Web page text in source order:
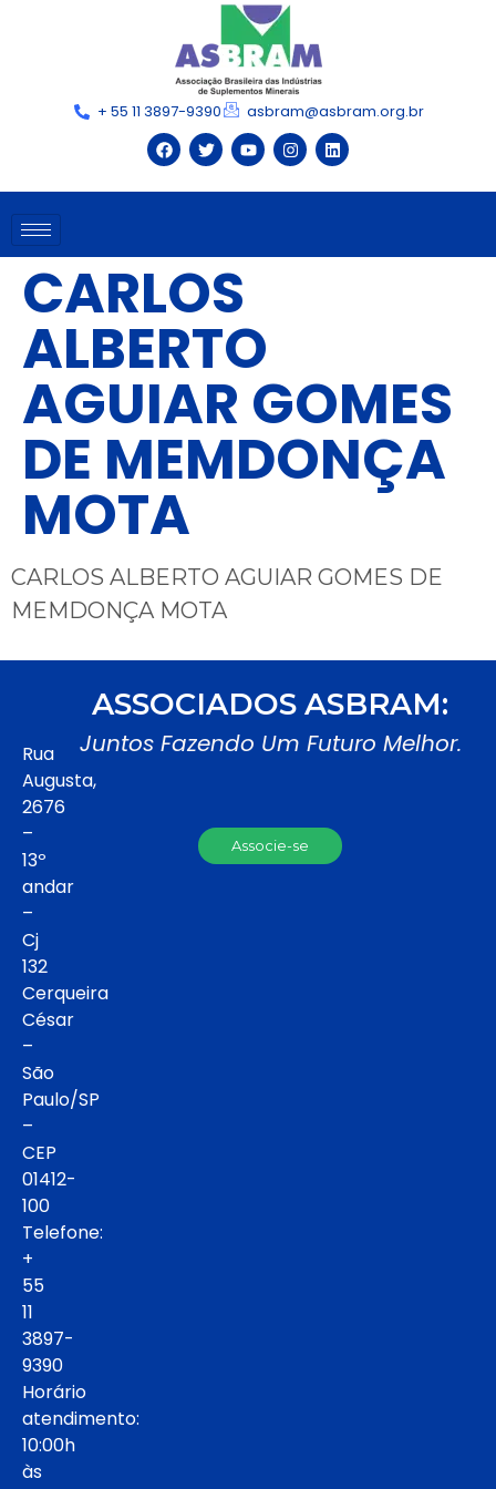
+ 55 11 3897-9390 asbram@asbram.org.br
CARLOS
ALBERTO
AGUIAR GOMES
DE MEMDONÇA
MOTA
CARLOS ALBERTO AGUIAR GOMES DE
MEMDONÇA MOTA
Rua
Augusta,
2676
–
13º
andar
–
Cj
132
Cerqueira
César
–
São
Paulo/SP
–
CEP
01412-
100
Telefone:
+
55
11
3897-
9390
Horário
atendimento:
10:00h
às
ASSOCIADOS ASBRAM:
Juntos Fazendo Um Futuro Melhor.
Associe-se